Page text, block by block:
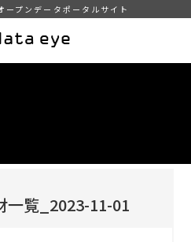
ープンデータポータルサイト
一覧_2023-11-01